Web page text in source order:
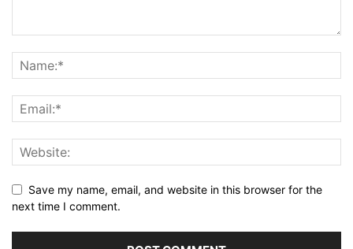
Save my name, email, and website in this browser for the
next time I comment.